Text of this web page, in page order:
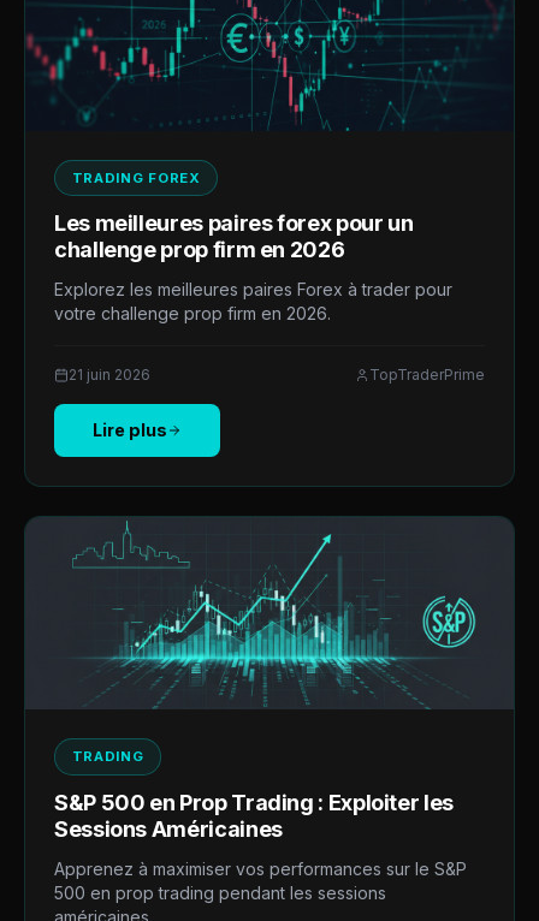
TRADING FOREX
Les meilleures paires forex pour un
challenge prop firm en 2026
Explorez les meilleures paires Forex à trader pour
votre challenge prop firm en 2026.
21 juin 2026 TopTraderPrime
Lire plus
TRADING
S&P 500 en Prop Trading : Exploiter les
Sessions Américaines
Apprenez à maximiser vos performances sur le S&P
500 en prop trading pendant les sessions
américaines.